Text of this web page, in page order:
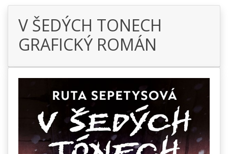
V ŠEDÝCH TONECH
GRAFICKÝ ROMÁN